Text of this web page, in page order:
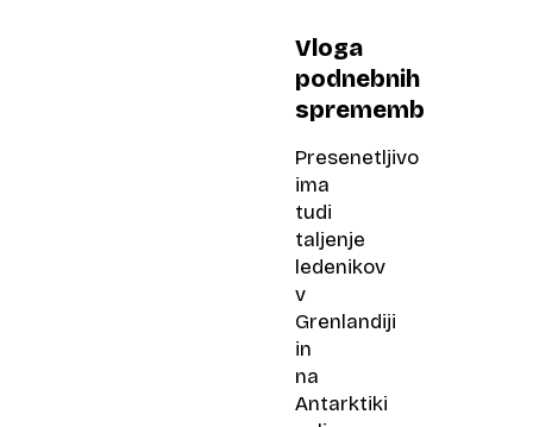
Vloga
podnebnih
sprememb
Presenetljivo
ima
tudi
taljenje
ledenikov
v
Grenlandiji
in
na
Antarktiki